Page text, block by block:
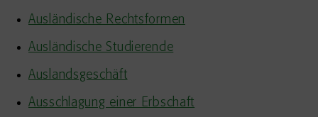
Ausländische Rechtsformen
Ausländische Studierende
Auslandsgeschäft
Ausschlagung einer Erbschaft